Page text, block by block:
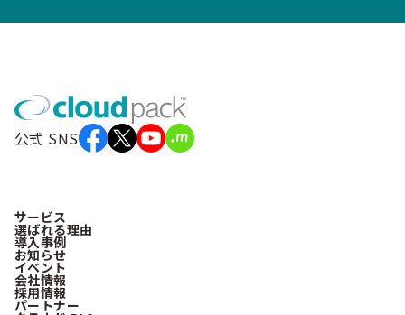
公式 SNS
サービス
選ばれる理由
導入事例
お知らせ
イベント
会社情報
採用情報
パートナー